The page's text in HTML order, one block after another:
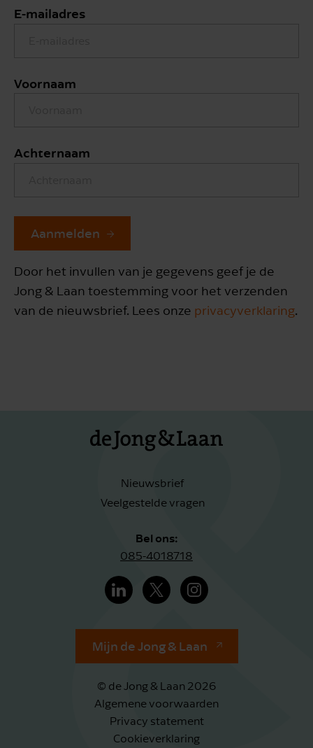
E-mailadres
Voornaam
Achternaam
Aanmelden
Door het invullen van je gegevens geef je de
Jong & Laan toestemming voor het verzenden
van de nieuwsbrief. Lees onze privacyverklaring.
Nieuwsbrief
Veelgestelde vragen
Bel ons:
085-4018718
Mijn de Jong & Laan
© de Jong & Laan 2026
Algemene voorwaarden
Privacy statement
Cookieverklaring